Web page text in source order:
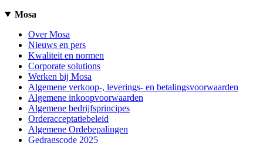
Mosa
Over Mosa
Nieuws en pers
Kwaliteit en normen
Corporate solutions
Werken bij Mosa
Algemene verkoop-, leverings- en betalingsvoorwaarden
Algemene inkoopvoorwaarden
Algemene bedrijfsprincipes
Orderacceptatiebeleid
Algemene Ordebepalingen
Gedragscode 2025